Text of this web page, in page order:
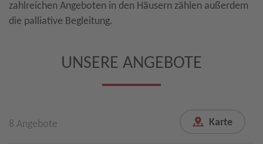
zahlreichen Angeboten in den Häusern zählen außerdem
die palliative Begleitung.
UNSERE ANGEBOTE
8 Angebote